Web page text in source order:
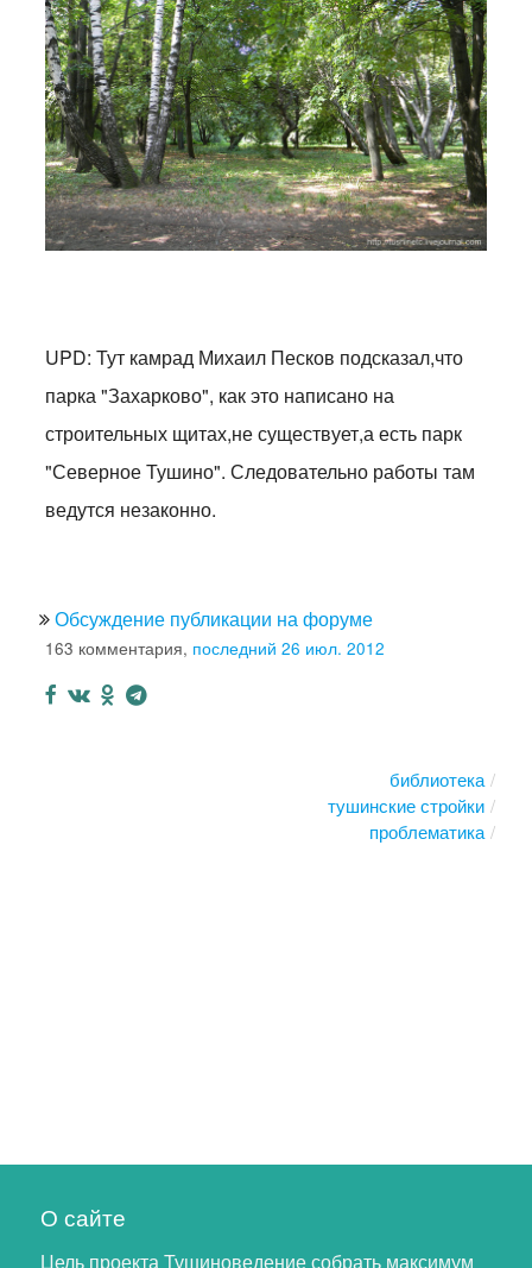
UPD: Тут камрад Михаил Песков подсказал,что
парка "Захарково", как это написано на
строительных щитах,не существует,а есть парк
"Северное Тушино". Следовательно работы там
ведутся незаконно.
Обсуждение публикации на форуме
163 комментария, последний 26 июл. 2012
библиотека
тушинские стройки
проблематика
О сайте
Цель проекта Тушиноведение собрать максимум